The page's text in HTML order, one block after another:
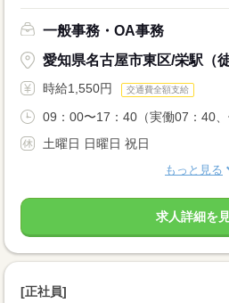
一般事務・OA事務
愛知県名古屋市東区/栄駅（
時給1,550円 交通費全額支給
09：00〜17：40（実働07：40、
土曜日 日曜日 祝日
もっと見る
求人詳細を
[正社員]